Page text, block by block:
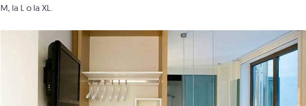
M, la L o la XL.